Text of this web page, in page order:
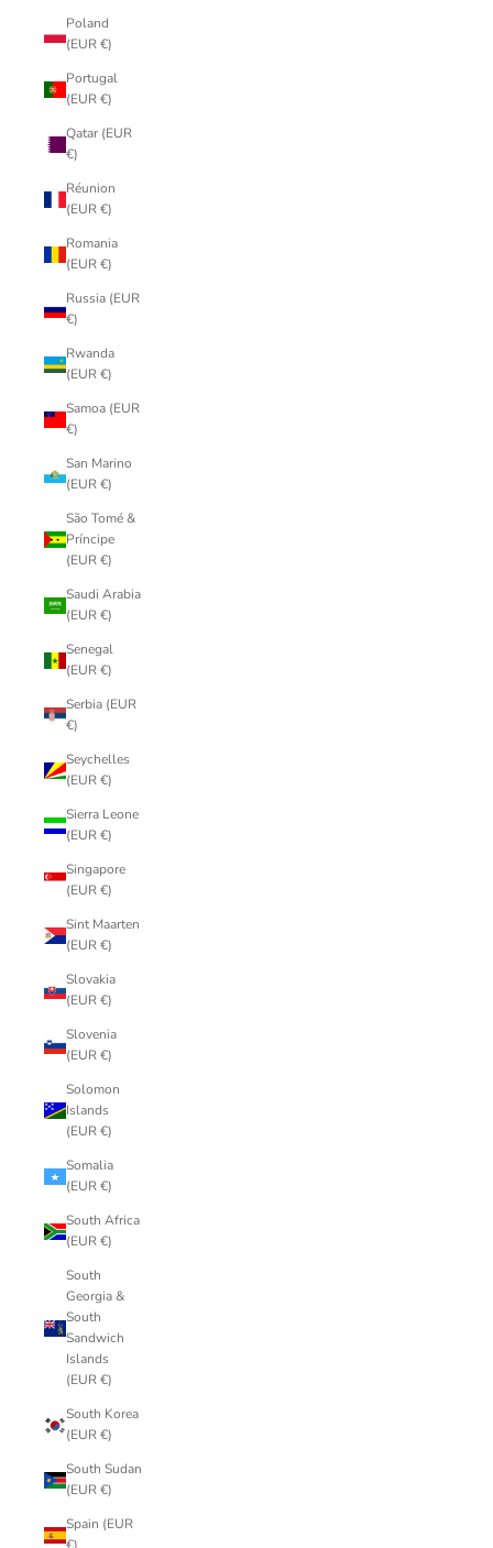
Poland
(EUR €)
Portugal
(EUR €)
Qatar (EUR
€)
Réunion
(EUR €)
Romania
(EUR €)
Russia (EUR
€)
Rwanda
(EUR €)
Samoa (EUR
€)
San Marino
(EUR €)
São Tomé &
Príncipe
(EUR €)
Saudi Arabia
(EUR €)
Senegal
(EUR €)
Serbia (EUR
€)
Seychelles
(EUR €)
Sierra Leone
(EUR €)
Singapore
(EUR €)
Sint Maarten
(EUR €)
Slovakia
(EUR €)
Slovenia
(EUR €)
Solomon
Islands
(EUR €)
Somalia
(EUR €)
South Africa
(EUR €)
South
Georgia &
South
Sandwich
Islands
(EUR €)
South Korea
(EUR €)
South Sudan
(EUR €)
Spain (EUR